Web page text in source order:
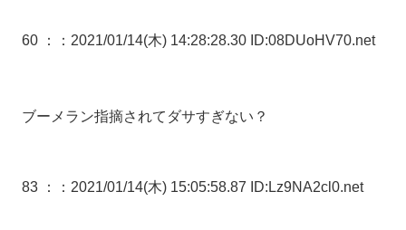
60 ： ：2021/01/14(木) 14:28:28.30 ID:08DUoHV70.net
ブーメラン指摘されてダサすぎない？
83 ： ：2021/01/14(木) 15:05:58.87 ID:Lz9NA2cl0.net